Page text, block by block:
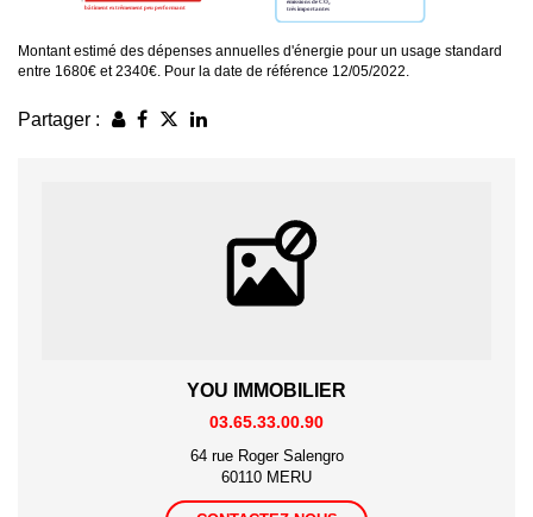
Montant estimé des dépenses annuelles d'énergie pour un usage standard
entre 1680€ et 2340€. Pour la date de référence 12/05/2022.
Partager :
YOU IMMOBILIER
03.65.33.00.90
64 rue Roger Salengro
60110 MERU